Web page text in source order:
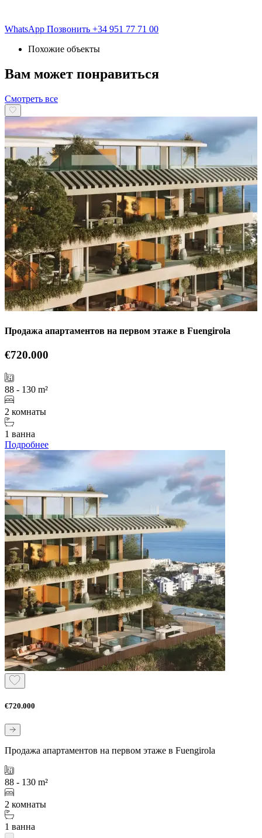
WhatsApp Позвонить +34 951 77 71 00
Похожие объекты
Вам может понравиться
Смотреть все
Продажа апартаментов на первом этаже в Fuengirola
€720.000
88 - 130 m²
2 комнаты
1 ванна
Подробнее
€720.000
Продажа апартаментов на первом этаже в Fuengirola
88 - 130 m²
2 комнаты
1 ванна